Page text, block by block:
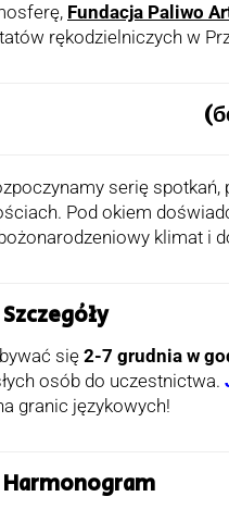
Fundacja Paliwo
rękodzielniczych w
serię
Pod okiem
klimat i
się 2-7 grudnia w
osób do uczestnictwa.
granic językowych!